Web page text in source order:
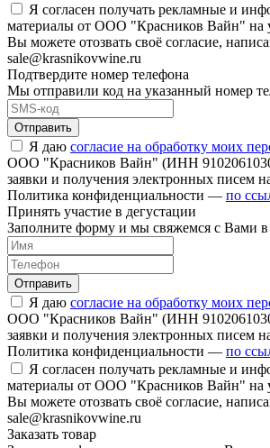
Я согласен получать рекламные и
материалы от ООО "Красников Вайн" на
Вы можете отозвать своё согласие,
sale@krasnikovwine.ru
Подтвердите номер телефона
Мы отправили код на указанный номер
Отправить
Я даю согласие на обработку моих
ООО "Красников Вайн" (ИНН
заявки и получения электронных писем
Политика конфиденциальности — по
Принять участие в дегустации
Заполните форму и мы свяжемся с Вами в
Отправить
Я даю согласие на обработку моих
ООО "Красников Вайн" (ИНН
заявки и получения электронных писем
Политика конфиденциальности — по
Я согласен получать рекламные и
материалы от ООО "Красников Вайн" на
Вы можете отозвать своё согласие,
sale@krasnikovwine.ru
Заказать товар